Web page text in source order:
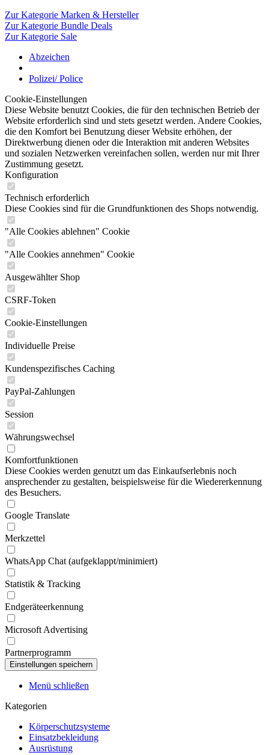
Zur Kategorie Marken & Hersteller
Zur Kategorie Bundle Deals
Zur Kategorie Sale
Abzeichen
Polizei/ Police
Cookie-Einstellungen
Diese Website benutzt Cookies, die für den technischen Betrieb der
Website erforderlich sind und stets gesetzt werden. Andere Cookies,
die den Komfort bei Benutzung dieser Website erhöhen, der
Direktwerbung dienen oder die Interaktion mit anderen Websites
und sozialen Netzwerken vereinfachen sollen, werden nur mit Ihrer
Zustimmung gesetzt.
Konfiguration
Technisch erforderlich
Diese Cookies sind für die Grundfunktionen des Shops notwendig.
"Alle Cookies ablehnen" Cookie
"Alle Cookies annehmen" Cookie
Ausgewählter Shop
CSRF-Token
Cookie-Einstellungen
Individuelle Preise
Kundenspezifisches Caching
PayPal-Zahlungen
Session
Währungswechsel
Komfortfunktionen
Diese Cookies werden genutzt um das Einkaufserlebnis noch
ansprechender zu gestalten, beispielsweise für die Wiedererkennung
des Besuchers.
Google Translate
Merkzettel
WhatsApp Chat (aufgeklappt/minimiert)
Statistik & Tracking
Endgeräteerkennung
Microsoft Advertising
Partnerprogramm
Menü schließen
Kategorien
Körperschutzsysteme
Einsatzbekleidung
Ausrüstung